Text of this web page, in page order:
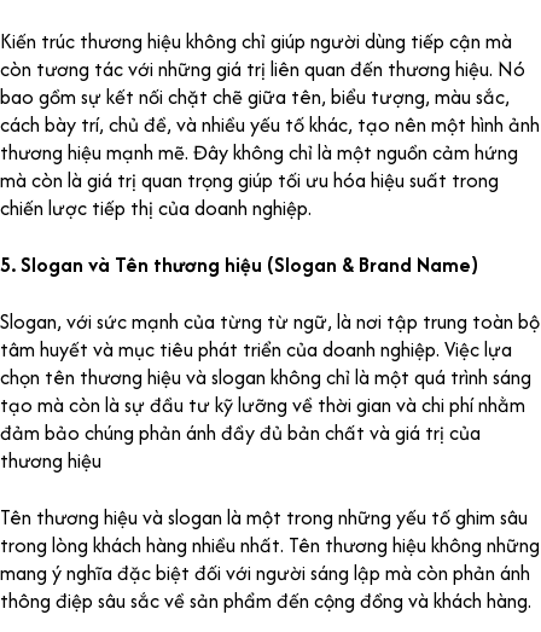
Kiến trúc thương hiệu không chỉ giúp người dùng tiếp cận mà
còn tương tác với những giá trị liên quan đến thương hiệu. Nó
bao gồm sự kết nối chặt chẽ giữa tên, biểu tượng, màu sắc,
cách bày trí, chủ đề, và nhiều yếu tố khác, tạo nên một hình ảnh
thương hiệu mạnh mẽ. Đây không chỉ là một nguồn cảm hứng
mà còn là giá trị quan trọng giúp tối ưu hóa hiệu suất trong
chiến lược tiếp thị của doanh nghiệp.
5. Slogan và Tên thương hiệu (Slogan & Brand Name)
Slogan, với sức mạnh của từng từ ngữ, là nơi tập trung toàn bộ
tâm huyết và mục tiêu phát triển của doanh nghiệp. Việc lựa
chọn tên thương hiệu và slogan không chỉ là một quá trình sáng
tạo mà còn là sự đầu tư kỹ lưỡng về thời gian và chi phí nhằm
đảm bảo chúng phản ánh đầy đủ bản chất và giá trị của
thương hiệu
Tên thương hiệu và slogan là một trong những yếu tố ghim sâu
trong lòng khách hàng nhiều nhất. Tên thương hiệu không những
mang ý nghĩa đặc biệt đối với người sáng lập mà còn phản ánh
thông điệp sâu sắc về sản phẩm đến cộng đồng và khách hàng.